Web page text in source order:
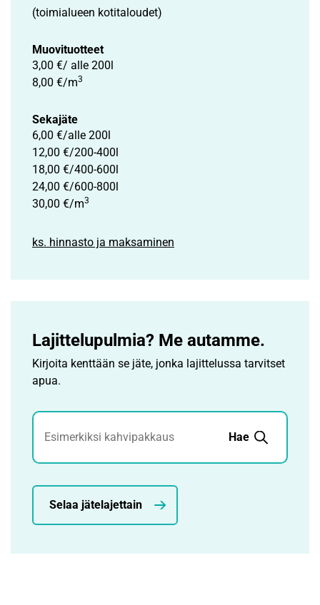
(toimialueen kotitaloudet)
Muovituotteet
3,00 €/ alle 200l
8,00 €/m3
Sekajäte
6,00 €/alle 200l
12,00 €/200-400l
18,00 €/400-600l
24,00 €/600-800l
30,00 €/m3
ks. hinnasto ja maksaminen
Lajittelupulmia? Me autamme.
Kirjoita kenttään se jäte, jonka lajittelussa tarvitset
apua.
Jätehaku
Hae
Selaa jätelajettain